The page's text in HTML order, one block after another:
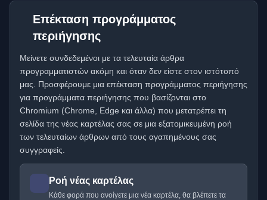
Επέκταση προγράμματος
περιήγησης
Μείνετε συνδεδεμένοι με τα τελευταία άρθρα
προγραμματιστών ακόμη και όταν δεν είστε στον ιστότοπό
μας. Προσφέρουμε μια επέκταση προγράμματος περιήγησης
για προγράμματα περιήγησης που βασίζονται στο
Chromium (Chrome, Edge και άλλα) που μετατρέπει τη
σελίδα της νέας καρτέλας σας σε μια εξατομικευμένη ροή
των τελευταίων άρθρων από τους αγαπημένους σας
συγγραφείς.
Ροή νέας καρτέλας
Κάθε φορά που ανοίγετε μια νέα καρτέλα, θα βλέπετε τα